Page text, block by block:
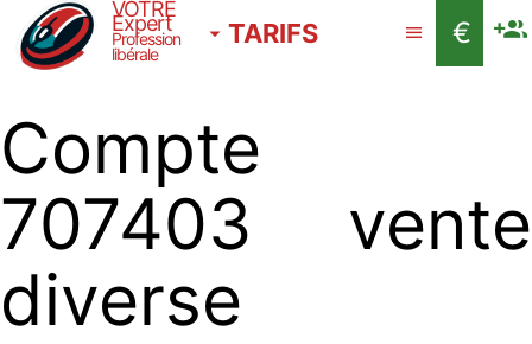
VOTRE
Expert
Profession
libérale
TARIFS €
Compte
707403 vente
diverse